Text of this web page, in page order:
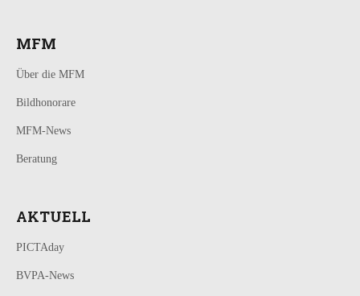
MFM
Über die MFM
Bildhonorare
MFM-News
Beratung
AKTUELL
PICTAday
BVPA-News